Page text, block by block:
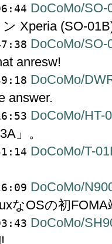
DoCoMo/SO-
Xperia (SO-
DoCoMo/SO-
anresw!
DoCoMo/
answer.
DoCoMo/HT-
」。
DoCoMo/T-
DoCoMo/
なOSの初FOMA
DoCoMo/